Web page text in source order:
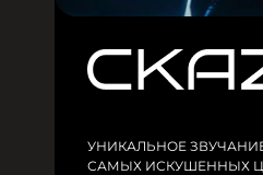
УНИКАЛЬНОЕ
САМЫХ ИСКУШЕННЫХ